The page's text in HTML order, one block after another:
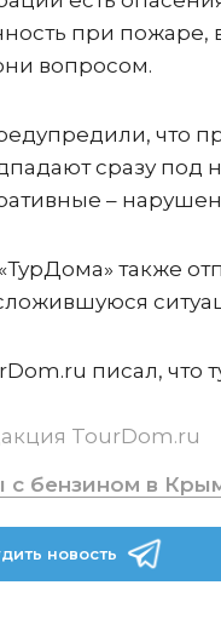
при пожаре,
вопросом.
что
сразу под
–
также
писал, что
TourDom.ru
с бензином в
новость